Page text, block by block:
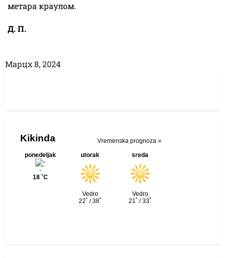
метара краулом.
Д.П.
Марцх 8, 2024